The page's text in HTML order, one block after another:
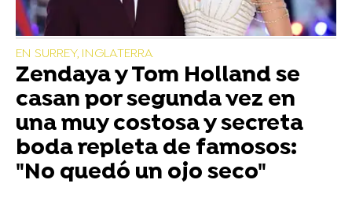
EN SURREY, INGLATERRA
Zendaya y Tom Holland se
casan por segunda vez en
una muy costosa y secreta
boda repleta de famosos:
"No quedó un ojo seco"